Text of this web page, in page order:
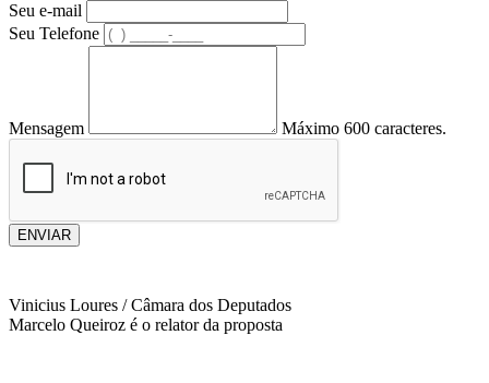
Seu e-mail
Seu Telefone
Mensagem Máximo 600 caracteres.
ENVIAR
Vinicius Loures / Câmara dos Deputados
Marcelo Queiroz é o relator da proposta